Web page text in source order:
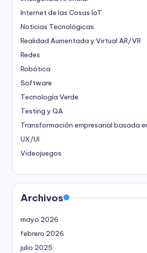
Internet de las Cosas IoT
Noticias Tecnológicas
Realidad Aumentada y Virtual AR/VR
Redes
Robótica
Software
Tecnología Verde
Testing y QA
Transformación empresarial basada
UX/UI
Videojuegos
Archivos
mayo 2026
febrero 2026
julio 2025